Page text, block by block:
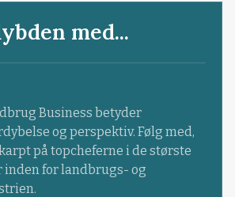
med...
Business betyder
og perspektiv. Følg med,
på topcheferne i de største
inden for landbrugs- og